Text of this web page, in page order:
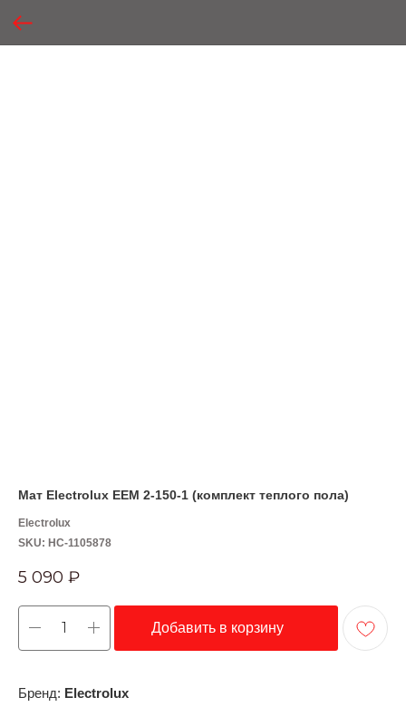
Мат Electrolux EEM 2-150-1 (комплект теплого пола)
Electrolux
SKU: НС-1105878
5 090 ₽
Добавить в корзину
Бренд: Electrolux